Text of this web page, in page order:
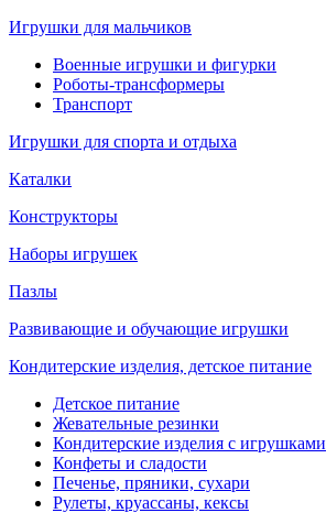
Игрушки для мальчиков
Военные игрушки и фигурки
Роботы-трансформеры
Транспорт
Игрушки для спорта и отдыха
Каталки
Конструкторы
Наборы игрушек
Пазлы
Развивающие и обучающие игрушки
Кондитерские изделия, детское питание
Детское питание
Жевательные резинки
Кондитерские изделия с игрушками
Конфеты и сладости
Печенье, пряники, сухари
Рулеты, круассаны, кексы